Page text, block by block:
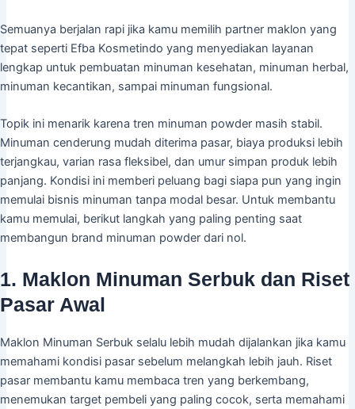
Semuanya berjalan rapi jika kamu memilih partner maklon yang
tepat seperti Efba Kosmetindo yang menyediakan layanan
lengkap untuk pembuatan minuman kesehatan, minuman herbal,
minuman kecantikan, sampai minuman fungsional.
Topik ini menarik karena tren minuman powder masih stabil.
Minuman cenderung mudah diterima pasar, biaya produksi lebih
terjangkau, varian rasa fleksibel, dan umur simpan produk lebih
panjang. Kondisi ini memberi peluang bagi siapa pun yang ingin
memulai bisnis minuman tanpa modal besar. Untuk membantu
kamu memulai, berikut langkah yang paling penting saat
membangun brand minuman powder dari nol.
1. Maklon Minuman Serbuk dan Riset
Pasar Awal
Maklon Minuman Serbuk selalu lebih mudah dijalankan jika kamu
memahami kondisi pasar sebelum melangkah lebih jauh. Riset
pasar membantu kamu membaca tren yang berkembang,
menemukan target pembeli yang paling cocok, serta memahami